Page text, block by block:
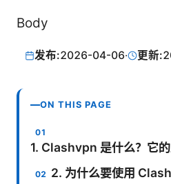
Body
发布:2026-04-06· 更新:
ON THIS PAGE
1. Clashvpn 是什么？它的
2. 为什么要使用